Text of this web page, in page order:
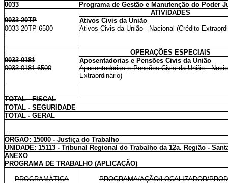
0033
Programa de Gestão e Manutenção do Poder
ATIVIDADES
0033 20TP
Ativos Civis da União
0033 20TP 6500
Ativos Civis da União - Nacional (Crédito
OPERAÇÕES ESPECIAIS
0033 0181
Aposentadorias e Pensões Civis da União
0033 0181 6500
Aposentadorias e Pensões Civis da União -
Extraordinário)
TOTAL - FISCAL
TOTAL - SEGURIDADE
TOTAL - GERAL
ÓRGÃO: 15000 - Justiça do Trabalho
UNIDADE: 15113 - Tribunal Regional do Trabalho da 12a. Região -
ANEXO
PROGRAMA DE TRABALHO (APLICAÇÃO)
PROGRAMÁTICA PROGRAMA/AÇÃO/LOCALIZADOR/